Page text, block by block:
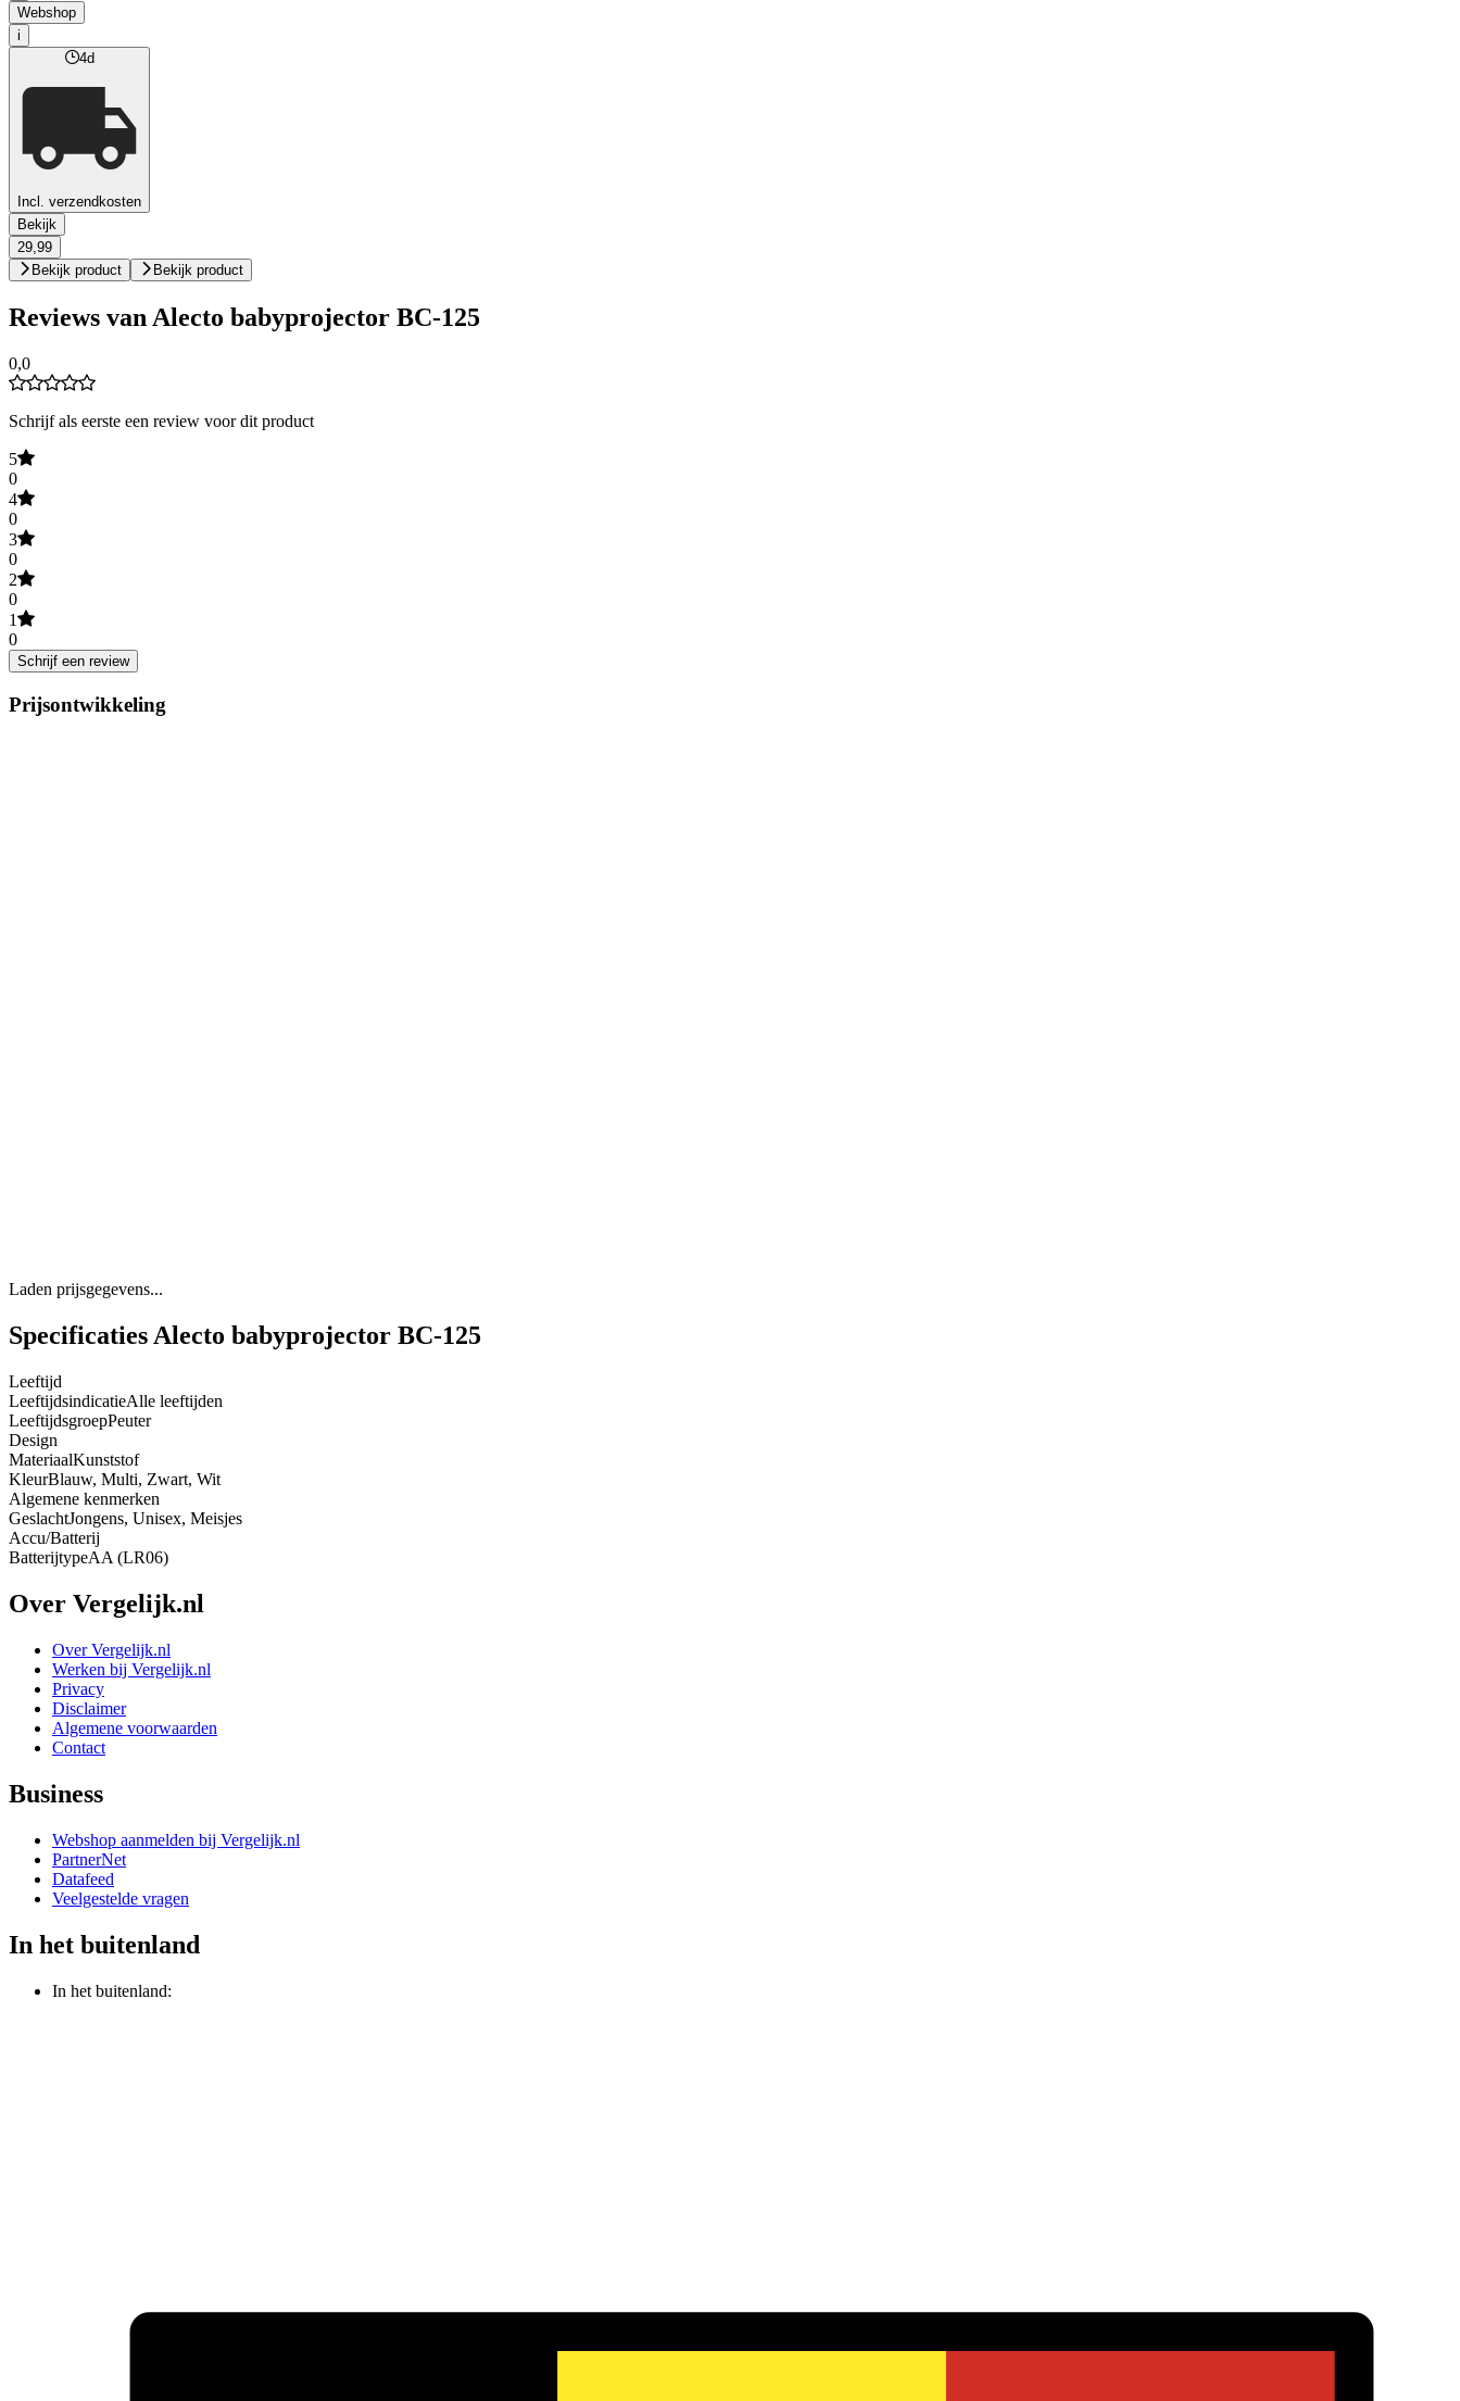
Webshop
i
4d
Incl. verzendkosten
Bekijk
29,99
Bekijk product
Bekijk product
Reviews van Alecto babyprojector BC-125
0,0
Schrijf als eerste een review voor dit product
5
0
4
0
3
0
2
0
1
0
Schrijf een review
Prijsontwikkeling
Laden prijsgegevens...
Specificaties Alecto babyprojector BC-125
Leeftijd
LeeftijdsindicatieAlle leeftijden
LeeftijdsgroepPeuter
Design
MateriaalKunststof
KleurBlauw, Multi, Zwart, Wit
Algemene kenmerken
GeslachtJongens, Unisex, Meisjes
Accu/Batterij
BatterijtypeAA (LR06)
Over Vergelijk.nl
Over Vergelijk.nl
Werken bij Vergelijk.nl
Privacy
Disclaimer
Algemene voorwaarden
Contact
Business
Webshop aanmelden bij Vergelijk.nl
PartnerNet
Datafeed
Veelgestelde vragen
In het buitenland
In het buitenland: